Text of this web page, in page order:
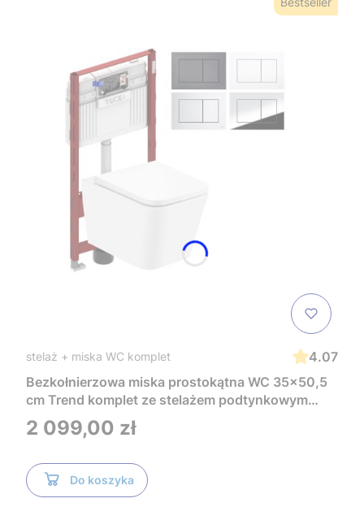
stelaż + miska WC komplet
4.07
Bezkołnierzowa miska prostokątna WC 35x50,5
cm Trend komplet ze stelażem podtynkowym
Tece i czarnym przyciskiem TeceNow
TR2216+Tece
Cena
2 099,00 zł
Do koszyka